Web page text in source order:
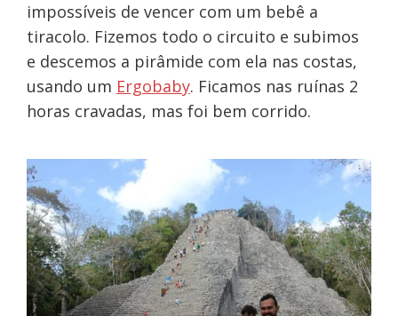
impossíveis de vencer com um bebê a
tiracolo. Fizemos todo o circuito e subimos
e descemos a pirâmide com ela nas costas,
usando um Ergobaby. Ficamos nas ruínas 2
horas cravadas, mas foi bem corrido.